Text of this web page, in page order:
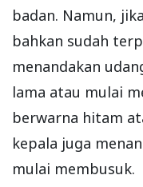
badan. Namun,
bahkan sudah
menandakan
lama atau mulai
berwarna hitam
kepala juga
mulai membusuk.